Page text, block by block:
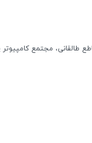
طالقانی، مجتمع کامپیوتر